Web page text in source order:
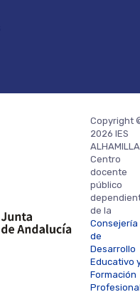
Copyright
2026 IES
Centro
docente
público
de la
Consejería
de
Desarrollo
Educativo
Formación